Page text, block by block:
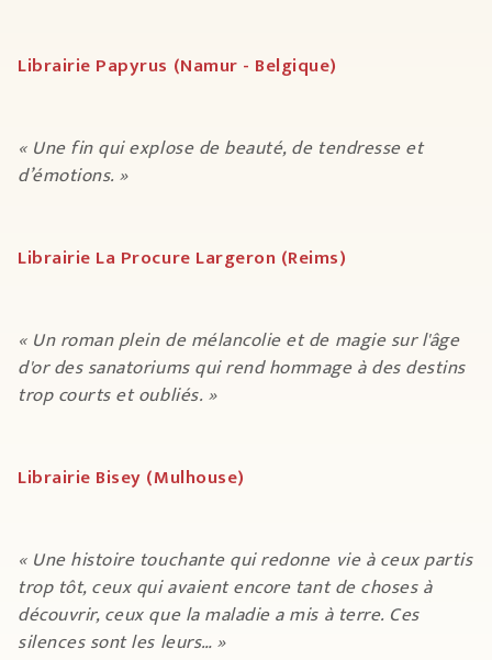
Librairie Papyrus (Namur - Belgique)
« Une fin qui explose de beauté, de tendresse et
d’émotions. »
Librairie La Procure Largeron (Reims)
« Un roman plein de mélancolie et de magie sur l'âge
d'or des sanatoriums qui rend hommage à des destins
trop courts et oubliés. »
Librairie Bisey (Mulhouse)
« Une histoire touchante qui redonne vie à ceux partis
trop tôt, ceux qui avaient encore tant de choses à
découvrir, ceux que la maladie a mis à terre. Ces
silences sont les leurs… »